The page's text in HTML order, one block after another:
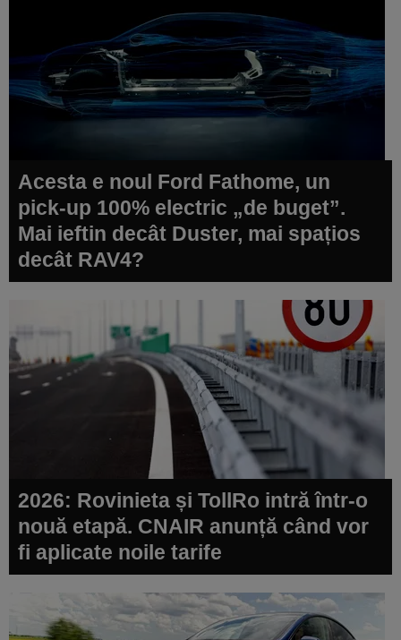
Acesta e noul Ford Fathome, un
pick-up 100% electric „de buget”.
Mai ieftin decât Duster, mai spațios
decât RAV4?
2026: Rovinieta și TollRo intră într-o
nouă etapă. CNAIR anunță când vor
fi aplicate noile tarife